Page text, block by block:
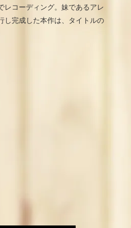
レコーディング。妹であるアレ
し完成した本作は、タイトルの